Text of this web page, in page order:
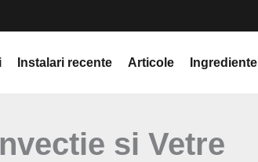
Instalari recente Articole Ingrediente
si Vetre